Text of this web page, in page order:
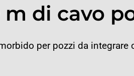
di cavo
per pozzi da integrare